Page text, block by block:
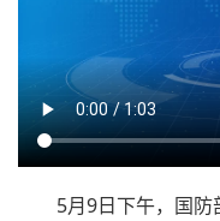
5月9日下午，国